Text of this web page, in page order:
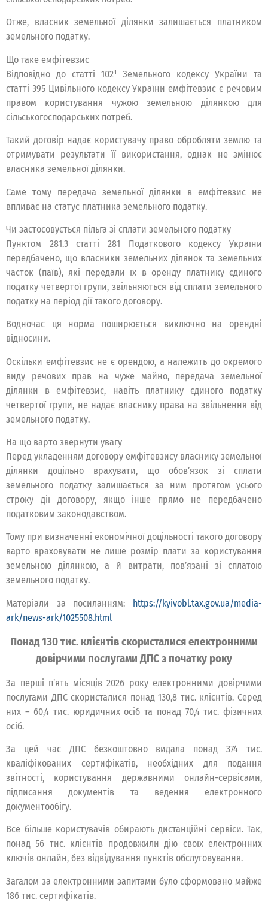
Отже, власник земельної ділянки залишається платником
земельного податку.
Що таке емфітевзис
Відповідно до статті 102¹ Земельного кодексу України та
статті 395 Цивільного кодексу України емфітевзис є речовим
правом користування чужою земельною ділянкою для
сільськогосподарських потреб.
Такий договір надає користувачу право обробляти землю та
отримувати результати її використання, однак не змінює
власника земельної ділянки.
Саме тому передача земельної ділянки в емфітевзис не
впливає на статус платника земельного податку.
Чи застосовується пільга зі сплати земельного податку
Пунктом 281.3 статті 281 Податкового кодексу України
передбачено, що власники земельних ділянок та земельних
часток (паїв), які передали їх в оренду платнику єдиного
податку четвертої групи, звільняються від сплати земельного
податку на період дії такого договору.
Водночас ця норма поширюється виключно на орендні
відносини.
Оскільки емфітевзис не є орендою, а належить до окремого
виду речових прав на чуже майно, передача земельної
ділянки в емфітевзис, навіть платнику єдиного податку
четвертої групи, не надає власнику права на звільнення від
земельного податку.
На що варто звернути увагу
Перед укладенням договору емфітевзису власнику земельної
ділянки доцільно врахувати, що обов’язок зі сплати
земельного податку залишається за ним протягом усього
строку дії договору, якщо інше прямо не передбачено
податковим законодавством.
Тому при визначенні економічної доцільності такого договору
варто враховувати не лише розмір плати за користування
земельною ділянкою, а й витрати, пов’язані зі сплатою
земельного податку.
Матеріали за посиланням: https://kyivobl.tax.gov.ua/media-
ark/news-ark/1025508.html
Понад 130 тис. клієнтів скористалися електронними
довірчими послугами ДПС з початку року
За перші п’ять місяців 2026 року електронними довірчими
послугами ДПС скористалися понад 130,8 тис. клієнтів. Серед
них – 60,4 тис. юридичних осіб та понад 70,4 тис. фізичних
осіб.
За цей час ДПС безкоштовно видала понад 374 тис.
кваліфікованих сертифікатів, необхідних для подання
звітності, користування державними онлайн-сервісами,
підписання документів та ведення електронного
документообігу.
Все більше користувачів обирають дистанційні сервіси. Так,
понад 56 тис. клієнтів продовжили дію своїх електронних
ключів онлайн, без відвідування пунктів обслуговування.
Загалом за електронними запитами було сформовано майже
186 тис. сертифікатів.